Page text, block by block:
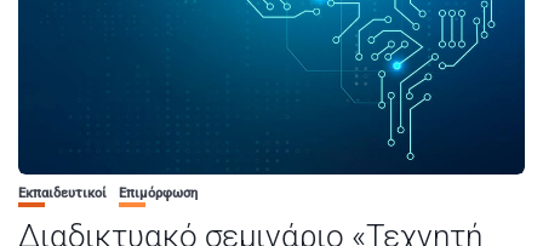
Εκπαιδευτικοί Επιμόρφωση
Διαδικτυακό σεμινάριο «Τεχνητή